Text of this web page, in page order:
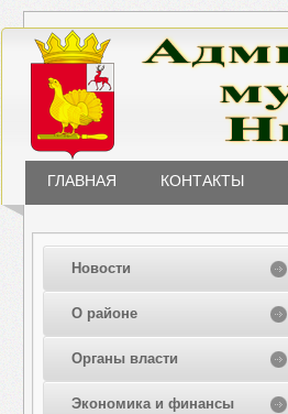
ГЛАВНАЯ КОНТАКТЫ
Новости
О районе
Органы власти
Экономика и финансы